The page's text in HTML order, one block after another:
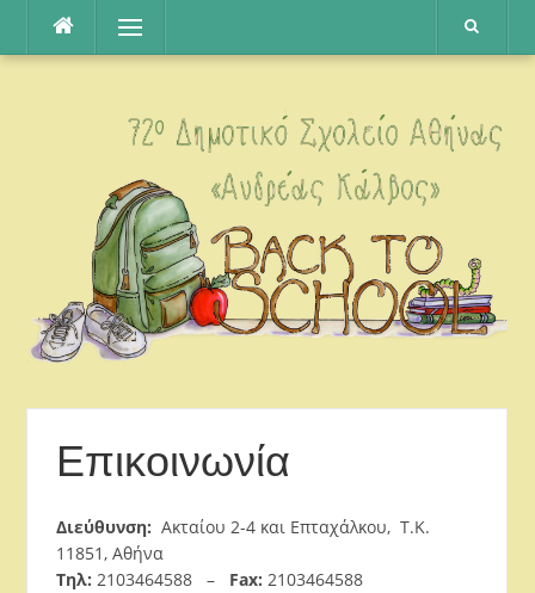
Μετάβαση
περιεχόμενο
Μενού
Επικοινωνία
Διεύθυνση: Ακταίου 2-4 και Επταχάλκου, T.K.
11851, Αθήνα
Τηλ: 2103464588 – Fax: 2103464588